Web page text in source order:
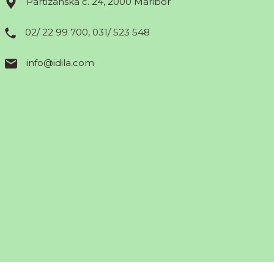
02/ 22 99 700, 031/ 523 548
info@idila.com